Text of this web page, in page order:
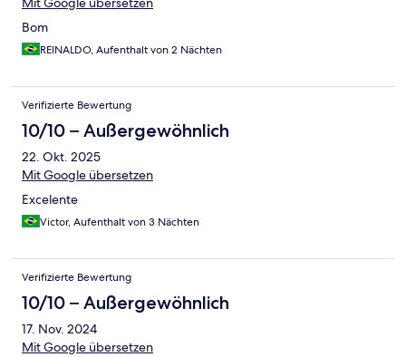
Bom
REINALDO, Aufenthalt von 2 Nächten
Verifizierte Bewertung
10/10 – Außergewöhnlich
22. Okt. 2025
Mit Google übersetzen
Excelente
Victor, Aufenthalt von 3 Nächten
Verifizierte Bewertung
10/10 – Außergewöhnlich
17. Nov. 2024
Mit Google übersetzen